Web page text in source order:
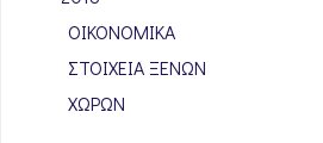
ΟΙΚΟΝΟΜΙΚΆ
ΣΤΟΙΧΕΊΑ ΞΈΝΩΝ
ΧΩΡΏΝ